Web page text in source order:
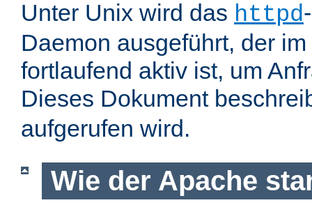
Unter Unix wird das httpd
Daemon ausgeführt, der
fortlaufend aktiv ist, um
Dieses Dokument
aufgerufen wird.
Wie der Apache